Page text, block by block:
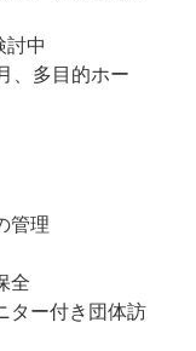
討中
、多目的ホー
管理
全
ター付き団体訪